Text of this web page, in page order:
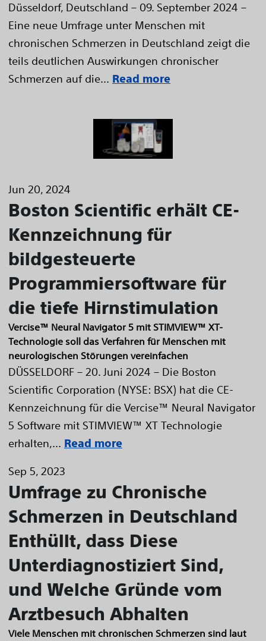
Düsseldorf, Deutschland – 09. September 2024 –
Eine neue Umfrage unter Menschen mit
chronischen Schmerzen in Deutschland zeigt die
teils deutlichen Auswirkungen chronischer
Schmerzen auf die... Read more
Jun 20, 2024
Boston Scientific erhält CE-
Kennzeichnung für
bildgesteuerte
Programmiersoftware für
die tiefe Hirnstimulation
Vercise™ Neural Navigator 5 mit STIMVIEW™ XT-
Technologie soll das Verfahren für Menschen mit
neurologischen Störungen vereinfachen
DÜSSELDORF – 20. Juni 2024 – Die Boston
Scientific Corporation (NYSE: BSX) hat die CE-
Kennzeichnung für die Vercise™ Neural Navigator
5 Software mit STIMVIEW™ XT Technologie
erhalten,... Read more
Sep 5, 2023
Umfrage zu Chronische
Schmerzen in Deutschland
Enthüllt, dass Diese
Unterdiagnostiziert Sind,
und Welche Gründe vom
Arztbesuch Abhalten
Viele Menschen mit chronischen Schmerzen sind laut